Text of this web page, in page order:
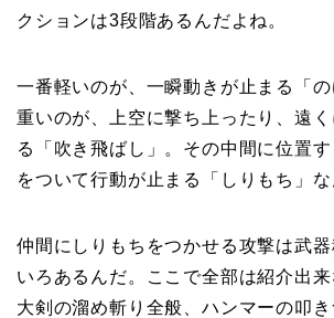
クションは3段階あるんだよね。
一番軽いのが、一瞬動きが止まる「
重いのが、上空に撃ち上ったり、遠
る「吹き飛ばし」。その中間に位置
をついて行動が止まる「しりもち」な
仲間にしりもちをつかせる攻撃は武
いろあるんだ。ここで全部は紹介出来
大剣の溜め斬り全般、ハンマーの叩